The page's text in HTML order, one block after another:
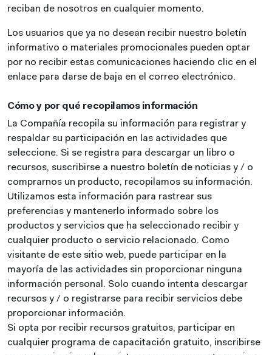
reciban de nosotros en cualquier momento.
Los usuarios que ya no desean recibir nuestro boletín
informativo o materiales promocionales pueden optar
por no recibir estas comunicaciones haciendo clic en el
enlace para darse de baja en el correo electrónico.
Cómo y por qué recopilamos información
La Compañía recopila su información para registrar y
respaldar su participación en las actividades que
seleccione. Si se registra para descargar un libro o
recursos, suscribirse a nuestro boletín de noticias y / o
comprarnos un producto, recopilamos su información.
Utilizamos esta información para rastrear sus
preferencias y mantenerlo informado sobre los
productos y servicios que ha seleccionado recibir y
cualquier producto o servicio relacionado. Como
visitante de este sitio web, puede participar en la
mayoría de las actividades sin proporcionar ninguna
información personal. Solo cuando intenta descargar
recursos y / o registrarse para recibir servicios debe
proporcionar información.
Si opta por recibir recursos gratuitos, participar en
cualquier programa de capacitación gratuito, inscribirse